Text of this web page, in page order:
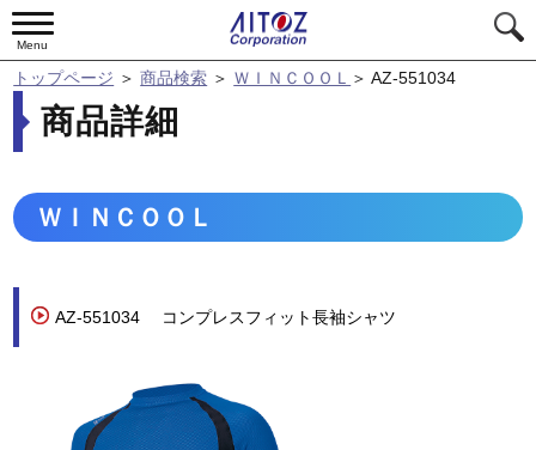
Menu
トップページ ＞商品検索 ＞ ＷＩＮＣＯＯＬ ＞AZ-551034
商品詳細
ＷＩＮＣＯＯＬ
AZ-551034 コンプレスフィット長袖シャツ